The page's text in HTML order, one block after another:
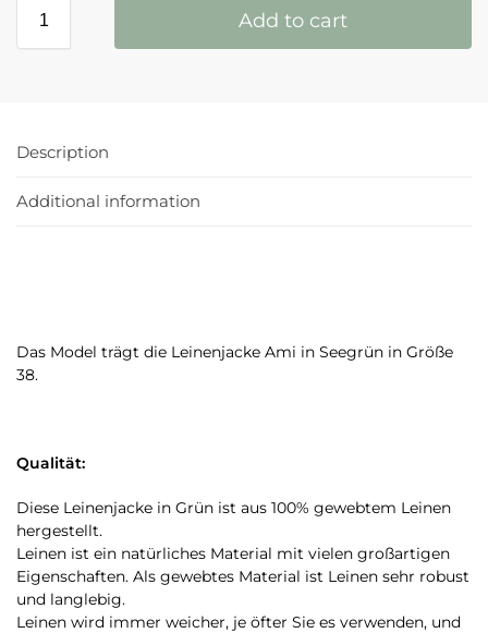
Add to cart
Description
Additional information
Das Model trägt die Leinenjacke Ami in Seegrün in Größe
38.
Qualität:
Diese Leinenjacke in Grün ist aus 100% gewebtem Leinen
hergestellt.
Leinen ist ein natürliches Material mit vielen großartigen
Eigenschaften. Als gewebtes Material ist Leinen sehr robust
und langlebig.
Leinen wird immer weicher, je öfter Sie es verwenden, und